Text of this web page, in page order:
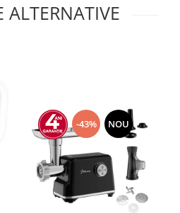
ALTERNATIVE
-43% NOU